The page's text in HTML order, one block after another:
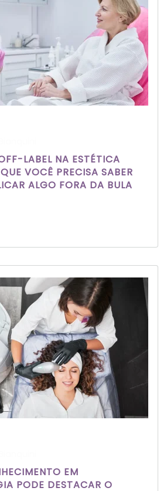
LABEL NA ESTÉTICA
VOCÊ PRECISA SABER
ALGO FORA DA BULA
EM
PODE DESTACAR O